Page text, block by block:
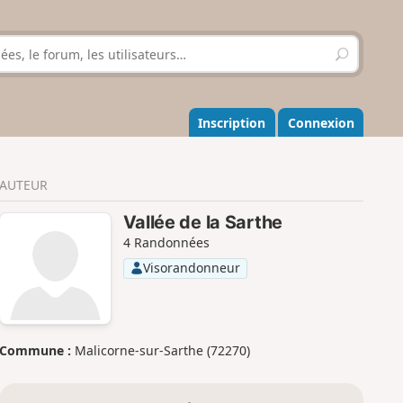
R
e
h
e
r
r
Inscription Connexion
AUTEUR
Vallée de la Sarthe
4 Randonnées
Visorandonneur
Commune : Malicorne-sur-Sarthe (72270)